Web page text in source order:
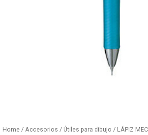
Home / Accesorios / Útiles para dibujo / LÁPIZ